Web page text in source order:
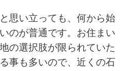
思い立っても、何から始
のが普通です。お住まい
の選択肢が限られていた
事も多いので、近くの石